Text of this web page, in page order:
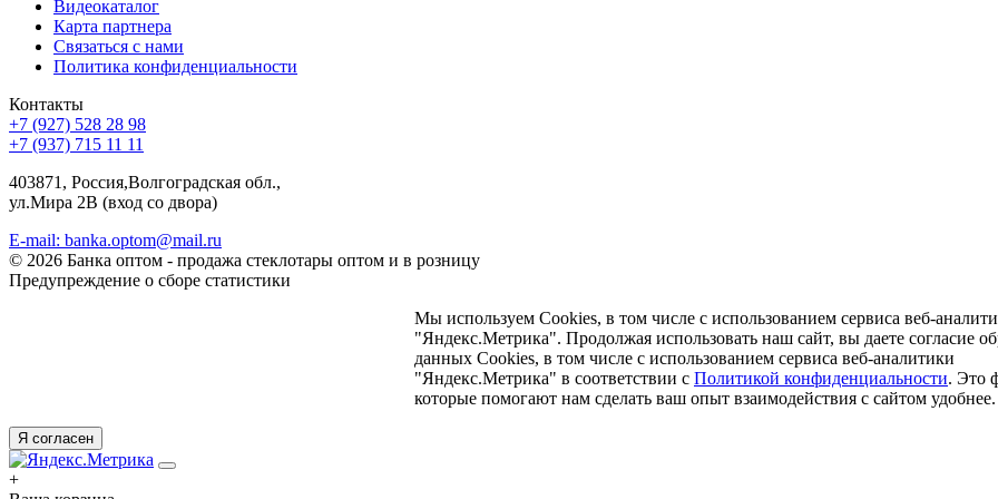
Видеокаталог
Карта партнера
Связаться с нами
Политика конфиденциальности
Контакты
+7 (927) 528 28 98
+7 (937) 715 11 11
403871, Россия,Волгоградская обл.,
ул.Мира 2В (вход со двора)
E-mail: banka.optom@mail.ru
© 2026 Банка оптом - продажа стеклотары оптом и в розницу
Предупреждение о сборе статистики
Мы используем Cookies, в том числе с использованием сервиса веб-
"Яндекс.Метрика". Продолжая использовать наш сайт, вы даете согласие
данных Cookies, в том числе с использованием сервиса веб-аналитики
"Яндекс.Метрика" в соответствии с Политикой конфиденциальности. Это
которые помогают нам сделать ваш опыт взаимодействия с сайтом удобнее.
Я согласен
+